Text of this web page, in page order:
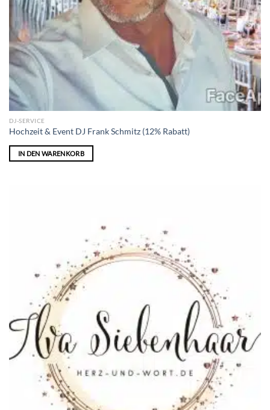
DJ-SERVICE
Hochzeit & Event DJ Frank Schmitz (12% Rabatt)
IN DEN WARENKORB